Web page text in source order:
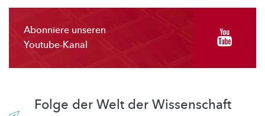
Abonniere unseren
Youtube-Kanal
Folge der Welt der Wissenschaft